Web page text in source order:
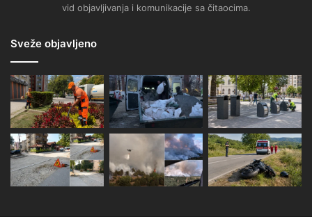
vid objavljivanja i komunikacije sa čitaocima.
Sveže objavljeno